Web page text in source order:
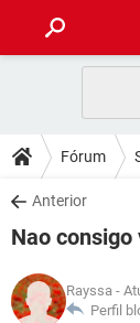
CELULAR
OUTLOOK
INSTAGRAM
GUIA DE COMPRAS
DICAS
JOGOS
INSTAGRAM
DOWNLOADS
JOGOS
CELULAR
OUTLOOK
JOGOS
GLOSSÁRIO
Fórum
Anterior
Nao
Rayssa -
Perfil